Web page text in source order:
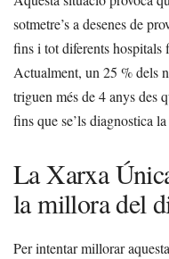
sotmetre’s a desenes de
fins i tot diferents
Actualment, un 25 % dels
triguen més de 4 anys des
fins que se’ls diagnostica
La Xarxa
la millora del
Per intentar millorar